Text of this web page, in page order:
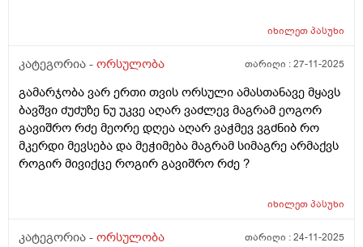
იხილეთპასუხი
კატეგორია - ორსულობა თარიღი :27-11-2025
გამარჯობა ვარ ერთი თვის ორსული ამასთანავე მყავს
ბავშვი ძუძუზე ნუ უკვე აღარ ვაძლევ მაგრამ ეოგორ
გავიშრო რძე მეორე დღეა აღარ ვაჭმევ ვგძნიბ რო
მკერდი მევსება და მეჭიმება მაგრამ სიმაგრე არმაქვს
როგირ მივიქცე როგირ გავიშრო რძე ?
იხილეთპასუხი
კატეგორია - ორსულობა თარიღი :24-11-2025